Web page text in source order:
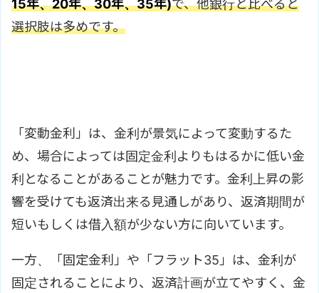
15年、20年、30年、35年)で、他銀行と比べると
選択肢は多めです。
「変動金利」は、金利が景気によって変動するた
め、場合によっては固定金利よりもはるかに低い金
利となることがあることが魅力です。金利上昇の影
響を受けても返済出来る見通しがあり、返済期間が
短いもしくは借入額が少ない方に向いています。
一方、「固定金利」や「フラット35」は、金利が
固定されることにより、返済計画が立てやすく、金